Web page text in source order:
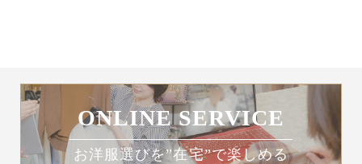
ONLINE SERVICE
お洋服選びを”在宅”で楽しめる